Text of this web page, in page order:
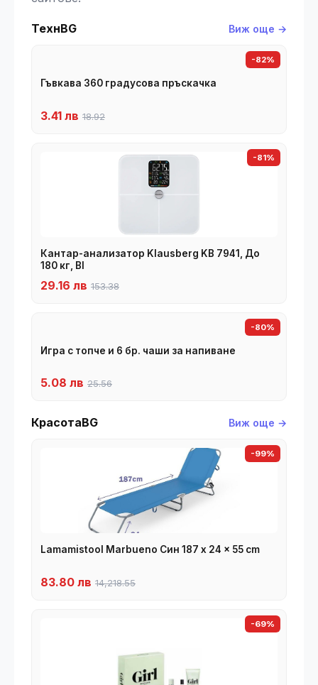
ТехнBG Виж още →
-82%
Гъвкава 360 градусова пръскачка
3.41 лв 18.92
-81%
Кантар-анализатор Klausberg KB 7941, До
180 кг, BI
29.16 лв 153.38
-80%
Игра с топче и 6 бр. чаши за напиване
5.08 лв 25.56
КрасотаBG Виж още →
-99%
Lamamistool Marbueno Син 187 x 24 x 55 cm
83.80 лв 14,218.55
-69%